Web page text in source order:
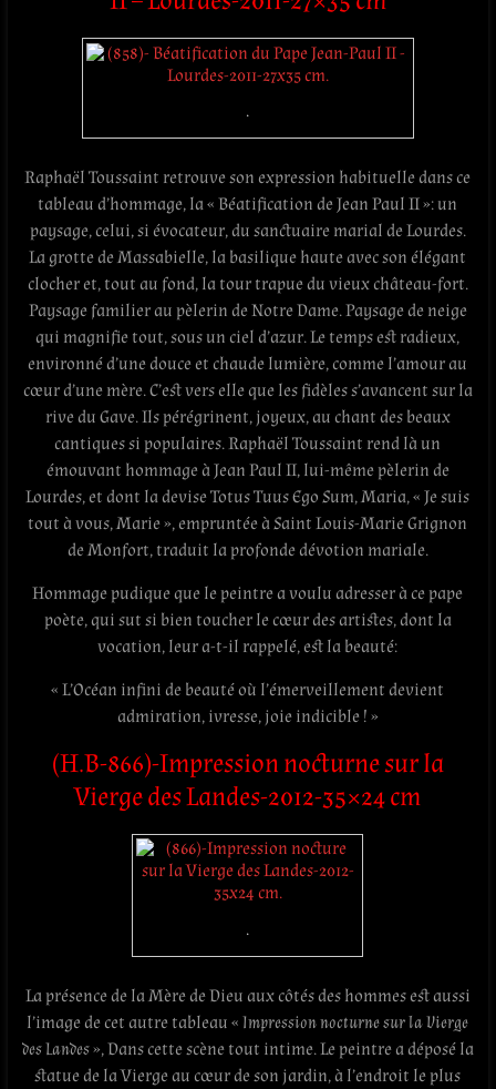
.
Raphaël Toussaint retrouve son expression habituelle dans ce
tableau d’hommage, la « Béatification de Jean Paul II »: un
paysage, celui, si évocateur, du sanctuaire marial deLourdes.
La grotte deMassabielle, la basilique haute avec son élégant
clocher et, tout au fond, la tour trapue du vieux château-fort.
Paysage familier au pèlerin de Notre Dame. Paysage de neige
qui magnifie tout, sous un ciel d’azur. Le temps est radieux,
environné d’une douce et chaude lumière, comme l’amour au
cœur d’une mère. C’est vers elle que les fidèles s’avancent sur la
rive duGave. Ils pérégrinent, joyeux, au chant des beaux
cantiques si populaires. Raphaël Toussaint rend là un
émouvant hommage à Jean Paul II, lui-même pèlerin de
Lourdes, et dont la devise Totus Tuus Ego Sum, Maria, « Je suis
tout à vous, Marie », empruntée àSaint Louis-MarieGrignon
de Monfort, traduit la profonde dévotion mariale.
Hommage pudique que le peintre a voulu adresser à ce pape
poète, qui sut si bien toucher le cœur des artistes, dont la
vocation, leur a-t-il rappelé, est la beauté:
« L’Océan infini de beauté où l’émerveillement devient
admiration, ivresse, joie indicible ! »
(H.B-866)-Impression nocturne sur la
Vierge des Landes-2012-35×24 cm
.
La présence de la Mère de Dieu aux côtés des hommes est aussi
l’image de cet autre tableau «Impression nocturne sur la Vierge
des Landes», Dans cette scène tout intime. Le peintre a déposé la
statue de la Vierge au cœur de son jardin, à l’endroit le plus